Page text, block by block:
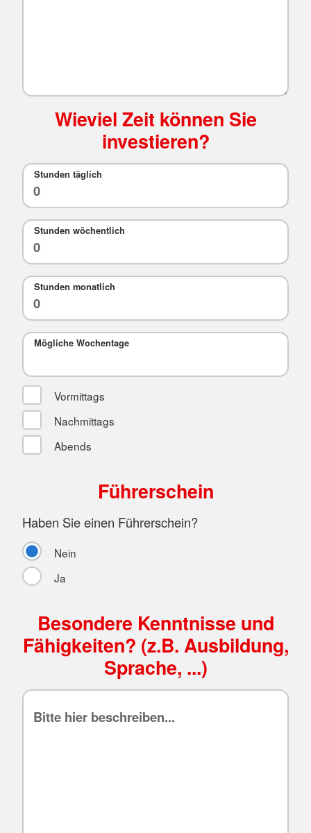
Wieviel Zeit können Sie
investieren?
Stunden täglich
Stunden wöchentlich
Stunden monatlich
Mögliche Wochentage
Vormittags
Nachmittags
Abends
Führerschein
Haben Sie einen Führerschein?
Nein
Ja
Besondere Kenntnisse und
Fähigkeiten? (z.B. Ausbildung,
Sprache, ...)